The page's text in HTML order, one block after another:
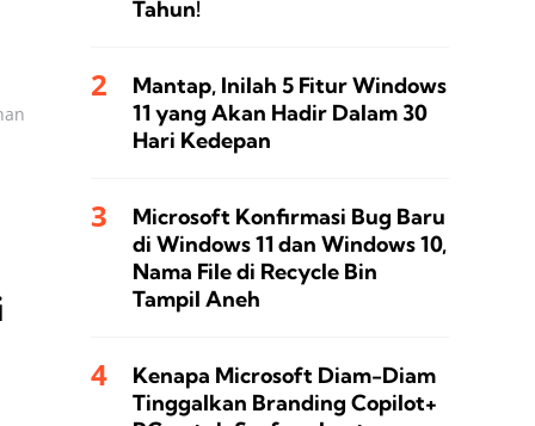
Tahun!
Mantap, Inilah 5 Fitur Windows
11 yang Akan Hadir Dalam 30
Hari Kedepan
Microsoft Konfirmasi Bug Baru
di Windows 11 dan Windows 10,
Nama File di Recycle Bin
Tampil Aneh
Kenapa Microsoft Diam-Diam
Tinggalkan Branding Copilot+